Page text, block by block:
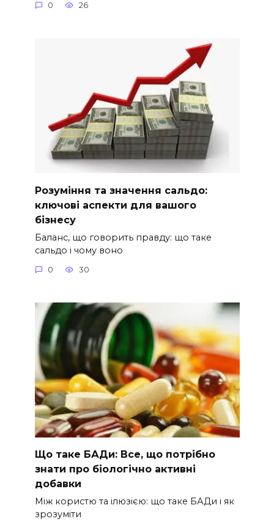
0 26
Розуміння та значення сальдо:
ключові аспекти для вашого
бізнесу
Баланс, що говорить правду: що таке
сальдо і чому воно
0 30
Що таке БАДи: Все, що потрібно
знати про біологічно активні
добавки
Між користю та ілюзією: що таке БАДи і як
зрозуміти